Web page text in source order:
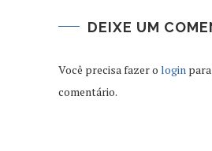
DEIXE UM
Você precisa fazer o login
comentário.